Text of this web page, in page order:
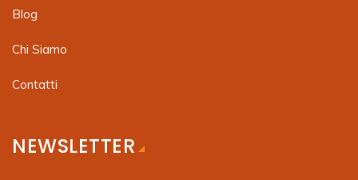
Blog
Chi Siamo
Contatti
NEWSLETTER